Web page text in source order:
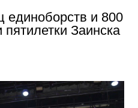
единоборств и 800
Заинска